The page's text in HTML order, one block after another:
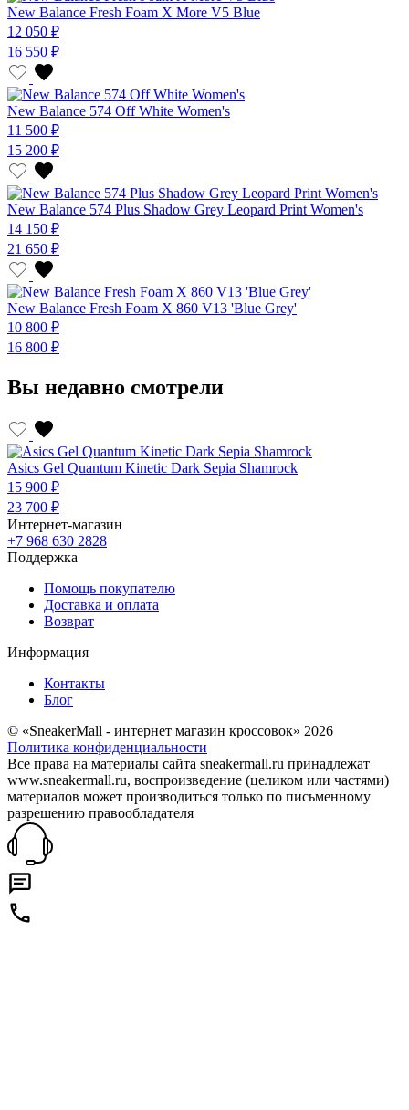
New Balance Fresh Foam X More V5 Blue
12 050 ₽
16 550 ₽
New Balance 574 Off White Women's
11 500 ₽
15 200 ₽
New Balance 574 Plus Shadow Grey Leopard Print Women's
14 150 ₽
21 650 ₽
New Balance Fresh Foam X 860 V13 'Blue Grey'
10 800 ₽
16 800 ₽
Вы недавно смотрели
Asics Gel Quantum Kinetic Dark Sepia Shamrock
15 900 ₽
23 700 ₽
Интернет-магазин
+7 968 630 2828
Поддержка
Помощь покупателю
Доставка и оплата
Возврат
Информация
Контакты
Блог
© «SneakerMall - интернет магазин кроссовок» 2026
Политика конфиденциальности
Все права на материалы сайта sneakermall.ru принадлежат
www.sneakermall.ru, воспроизведение (целиком или частями)
материалов может производиться только по письменному
разрешению правообладателя